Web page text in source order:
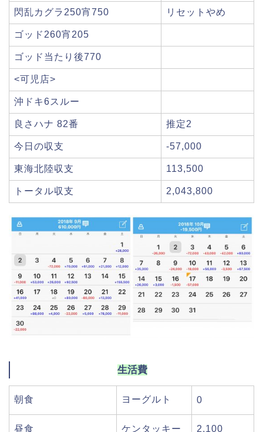
閃乱カグラ250宵750 リセットやめ
ゴッド260宵205
ゴッド当たり後770
<可児店>
沖ドキ6スルー
良さハナ 82番 推定2
今日の収支 -57,000
東海北陸収支 113,500
トータル収支 2,043,800
生活費
朝食 ヨーグルト 0
昼食 ケンタッキー 2,100